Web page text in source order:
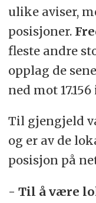
ulike aviser,
posisjoner.
fleste andre
opplag de
ned mot 17.156
Til gjengjeld
og er av de
posisjon på
- Til å være